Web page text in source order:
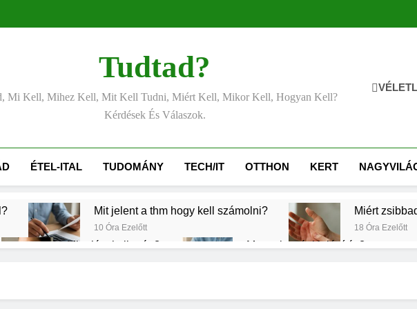
Tudtad?
Mi Kell, Mihez Kell, Mit Kell Tudni, Miért Kell, Mikor Kell, Hogyan Kell?
Kérdések És Válaszok.
ÉTEL-ITAL TUDOMÁNY TECH/IT OTTHON KERT
Mit jelent a thm hogy kell számolni?
10 Óra Ezelőtt
Miért
18 Óra Ezelőtt
Mire jó a kollagén? Mennyi a végkielégítés?